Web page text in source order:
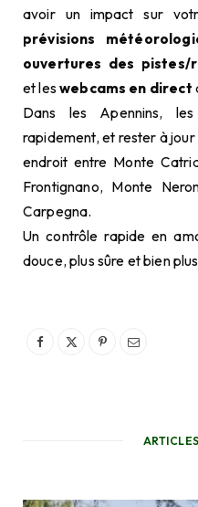
avoir un impact sur
prévisions
ouvertures des pistes/
et leswebcams en direct
Dans les Apennins,
rapidement, et rester à
endroit entre Monte
Frontignano, Monte
Carpegna.
Un contrôle rapide en
douce, plus sûre et bien